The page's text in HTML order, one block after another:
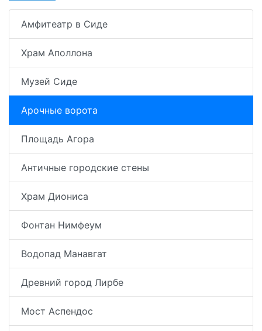
Амфитеатр в Сиде
Храм Аполлона
Музей Сиде
Арочные ворота
Площадь Агора
Античные городские стены
Храм Диониса
Фонтан Нимфеум
Водопад Манавгат
Древний город Лирбе
Мост Аспендос